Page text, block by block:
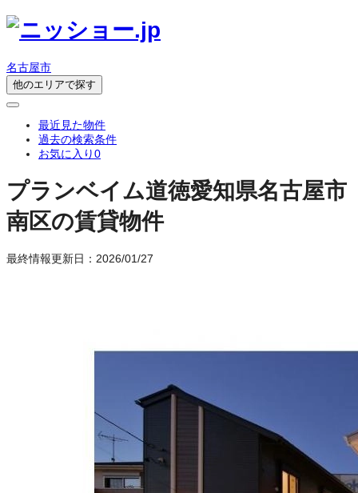
名古屋市
他のエリアで探す
最近見た物件
過去の検索条件
お気に入り0
プランベイム道徳愛知県名古屋市
南区の賃貸物件
最終情報更新日：2026/01/27